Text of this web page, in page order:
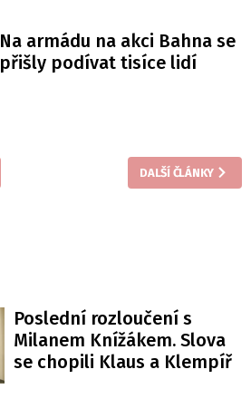
Na armádu na akci Bahna se
přišly podívat tisíce lidí
DALŠÍ ČLÁNKY
Poslední rozloučení s
Milanem Knížákem. Slova
se chopili Klaus a Klempíř